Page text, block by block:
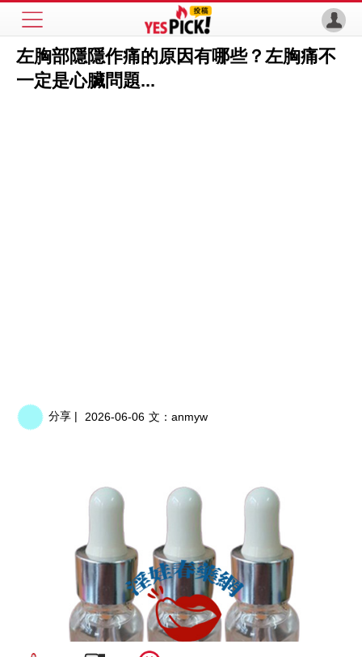
左胸部隱隱作痛的原因有哪些？左胸痛不
一定是心臟問題...
分享 | 2026-06-06 文： anmyw